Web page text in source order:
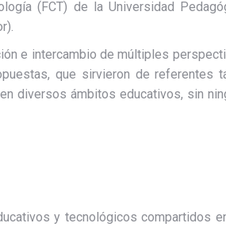
(FCT) de la Universidad
e intercambio de múltiples
que sirvieron de referentes
diversos ámbitos educativos, sin
y tecnológicos compartidos